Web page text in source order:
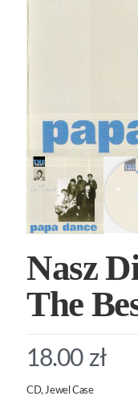
Nasz
The
18.00 zł
CD, Jewel Case